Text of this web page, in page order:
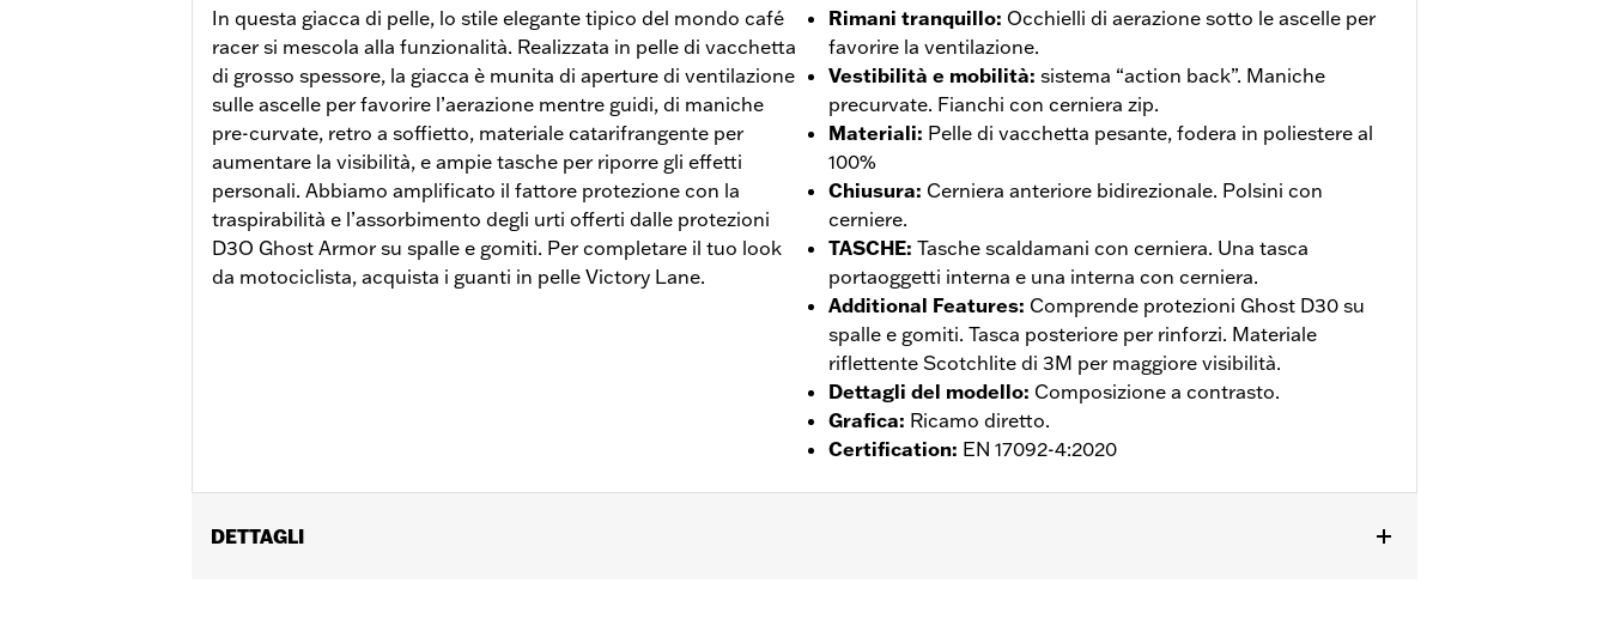
In questa giacca di pelle, lo stile elegante tipico del mondo café
racer si mescola alla funzionalità. Realizzata in pelle di vacchetta
di grosso spessore, la giacca è munita di aperture di ventilazione
sulle ascelle per favorire l’aerazione mentre guidi, di maniche
pre-curvate, retro a soffietto, materiale catarifrangente per
aumentare la visibilità, e ampie tasche per riporre gli effetti
personali. Abbiamo amplificato il fattore protezione con la
traspirabilità e l’assorbimento degli urti offerti dalle protezioni
D3O Ghost Armor su spalle e gomiti. Per completare il tuo look
da motociclista, acquista i guanti in pelle Victory Lane.
Rimani tranquillo: Occhielli di aerazione sotto le ascelle per
favorire la ventilazione.
Vestibilità e mobilità: sistema “action back”. Maniche
precurvate. Fianchi con cerniera zip.
Materiali: Pelle di vacchetta pesante, fodera in poliestere al
100%
Chiusura: Cerniera anteriore bidirezionale. Polsini con
cerniere.
TASCHE: Tasche scaldamani con cerniera. Una tasca
portaoggetti interna e una interna con cerniera.
Additional Features: Comprende protezioni Ghost D30 su
spalle e gomiti. Tasca posteriore per rinforzi. Materiale
riflettente Scotchlite di 3M per maggiore visibilità.
Dettagli del modello: Composizione a contrasto.
Grafica: Ricamo diretto.
Certification: EN 17092-4:2020
DETTAGLI